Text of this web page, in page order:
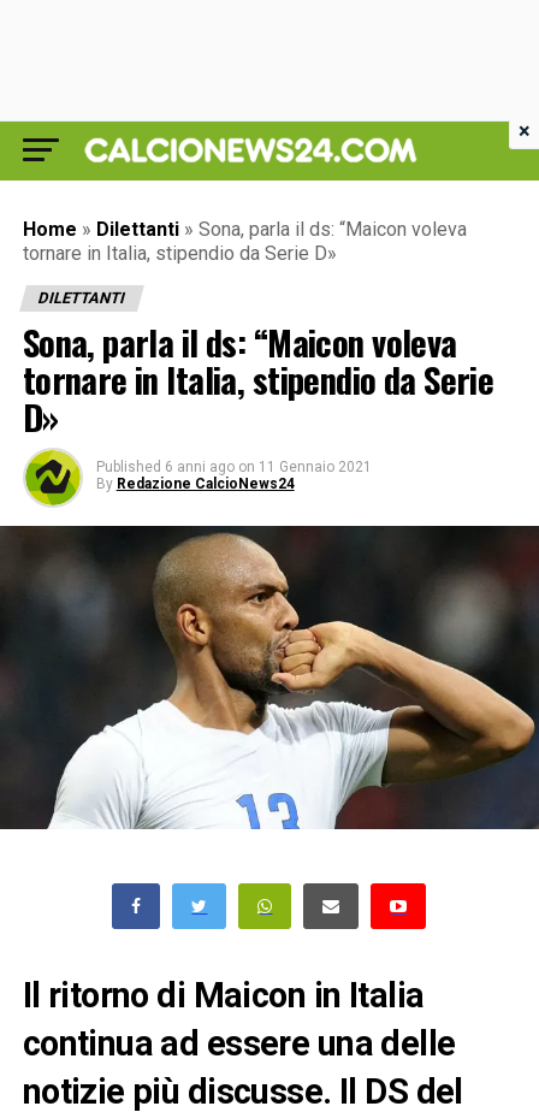
Home » Dilettanti » Sona, parla il ds: “Maicon voleva
tornare in Italia, stipendio da Serie D»
DILETTANTI
Sona, parla il ds: “Maicon voleva
tornare in Italia, stipendio da Serie
D»
Published 6 anni ago on 11 Gennaio 2021
By Redazione CalcioNews24
Il ritorno di Maicon in Italia
continua ad essere una delle
notizie più discusse. Il DS del
×